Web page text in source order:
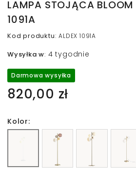
LAMPA STOJĄCA BLOOM
1091A
Kod produktu:ALDEX 1091A
Wysyłka w: 4 tygodnie
Darmowa wysyłka
820,00 zł
Kolor: